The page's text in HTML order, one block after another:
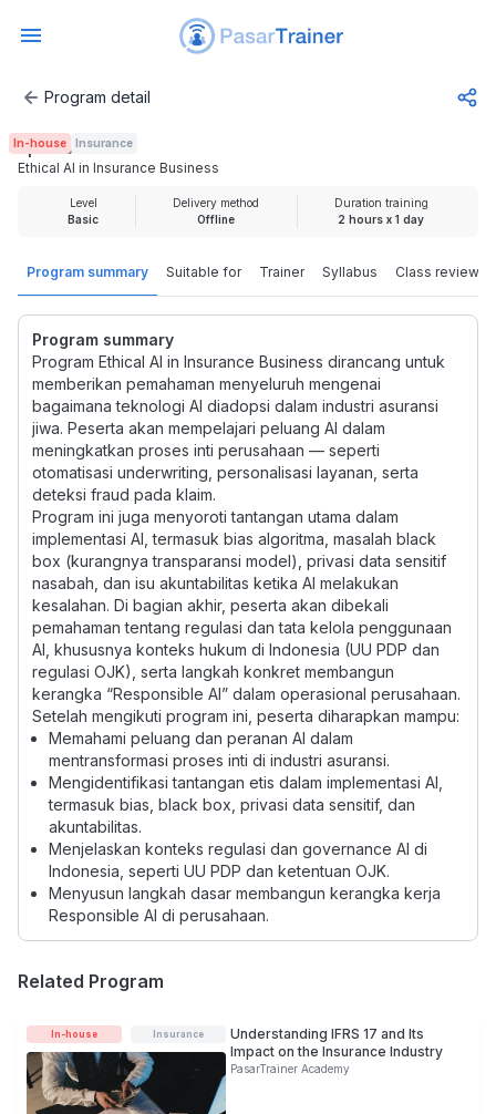
Ethical AI in Insurance Business
Program detail
Program summary Suitable for Trainer Syllabus Class review
Program summary
Program Ethical AI in Insurance Business dirancang untuk
memberikan pemahaman menyeluruh mengenai
bagaimana teknologi AI diadopsi dalam industri asuransi
jiwa. Peserta akan mempelajari peluang AI dalam
meningkatkan proses inti perusahaan — seperti
otomatisasi underwriting, personalisasi layanan, serta
deteksi fraud pada klaim.
Program ini juga menyoroti tantangan utama dalam
implementasi AI, termasuk bias algoritma, masalah black
box (kurangnya transparansi model), privasi data sensitif
nasabah, dan isu akuntabilitas ketika AI melakukan
kesalahan. Di bagian akhir, peserta akan dibekali
pemahaman tentang regulasi dan tata kelola penggunaan
AI, khususnya konteks hukum di Indonesia (UU PDP dan
regulasi OJK), serta langkah konkret membangun
kerangka “Responsible AI” dalam operasional perusahaan.
Setelah mengikuti program ini, peserta diharapkan mampu:
Memahami peluang dan peranan AI dalam
mentransformasi proses inti di industri asuransi.
Mengidentifikasi tantangan etis dalam implementasi AI,
termasuk bias, black box, privasi data sensitif, dan
akuntabilitas.
Menjelaskan konteks regulasi dan governance AI di
Indonesia, seperti UU PDP dan ketentuan OJK.
Menyusun langkah dasar membangun kerangka kerja
Responsible AI di perusahaan.
In-house Insurance
Ethical AI in Insurance Business
Rp 200.000
Level
Basic
Delivery method
Offline
Duration training
2 hours x 1 day
Related Program
In-house Insurance
Understanding IFRS 17 and Its
Impact on the Insurance Industry
PasarTrainer Academy